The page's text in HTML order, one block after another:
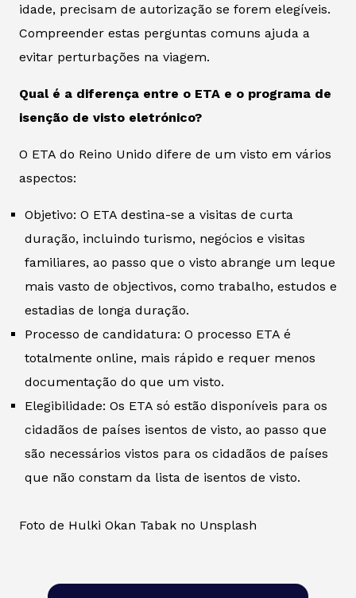
idade, precisam de autorização se forem elegíveis.
Compreender estas perguntas comuns ajuda a
evitar perturbações na viagem.
Qual é a diferença entre o ETA e o programa de
isenção de visto eletrónico?
O ETA do Reino Unido difere de um visto em vários
aspectos:
Objetivo: O ETA destina-se a visitas de curta
duração, incluindo turismo, negócios e visitas
familiares, ao passo que o visto abrange um leque
mais vasto de objectivos, como trabalho, estudos e
estadias de longa duração.
Processo de candidatura: O processo ETA é
totalmente online, mais rápido e requer menos
documentação do que um visto.
Elegibilidade: Os ETA só estão disponíveis para os
cidadãos de países isentos de visto, ao passo que
são necessários vistos para os cidadãos de países
que não constam da lista de isentos de visto.
Foto de Hulki Okan Tabak no Unsplash